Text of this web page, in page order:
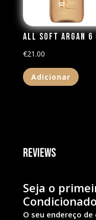
All Soft Argan 6
€21.00
Adicionar
Reviews
Seja o
O seu endereço